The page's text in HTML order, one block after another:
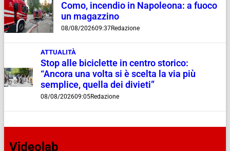
Como, incendio in Napoleona: a fuoco
un magazzino
08/08/202609:37Redazione
ATTUALITÀ
Stop alle biciclette in centro storico:
“Ancora una volta si è scelta la via più
semplice, quella dei divieti”
08/08/202609:05Redazione
Videolab